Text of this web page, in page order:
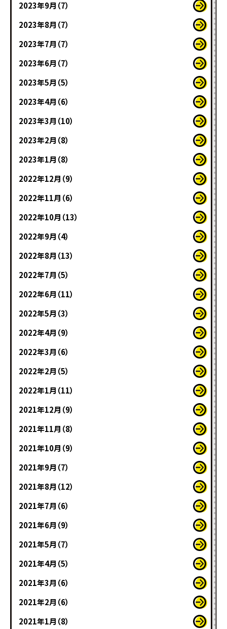
2023年9月（7）
2023年8月（7）
2023年7月（7）
2023年6月（7）
2023年5月（5）
2023年4月（6）
2023年3月（10）
2023年2月（8）
2023年1月（8）
2022年12月（9）
2022年11月（6）
2022年10月（13）
2022年9月（4）
2022年8月（13）
2022年7月（5）
2022年6月（11）
2022年5月（3）
2022年4月（9）
2022年3月（6）
2022年2月（5）
2022年1月（11）
2021年12月（9）
2021年11月（8）
2021年10月（9）
2021年9月（7）
2021年8月（12）
2021年7月（6）
2021年6月（9）
2021年5月（7）
2021年4月（5）
2021年3月（6）
2021年2月（6）
2021年1月（8）